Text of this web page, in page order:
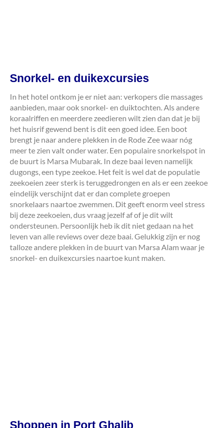
Snorkel- en duikexcursies
In het hotel ontkom je er niet aan: verkopers die massages
aanbieden, maar ook snorkel- en duiktochten. Als andere
koraalriffen en meerdere zeedieren wilt zien dan dat je bij
het huisrif gewend bent is dit een goed idee. Een boot
brengt je naar andere plekken in de Rode Zee waar nóg
meer te zien valt onder water. Een populaire snorkelspot in
de buurt is Marsa Mubarak. In deze baai leven namelijk
dugongs, een type zeekoe. Het feit is wel dat de populatie
zeekoeien zeer sterk is teruggedrongen en als er een zeekoe
eindelijk verschijnt dat er dan complete groepen
snorkelaars naartoe zwemmen. Dit geeft enorm veel stress
bij deze zeekoeien, dus vraag jezelf af of je dit wilt
ondersteunen. Persoonlijk heb ik dit niet gedaan na het
leven van alle reviews over deze baai. Gelukkig zijn er nog
talloze andere plekken in de buurt van Marsa Alam waar je
snorkel- en duikexcursies naartoe kunt maken.
Shoppen in Port Ghalib